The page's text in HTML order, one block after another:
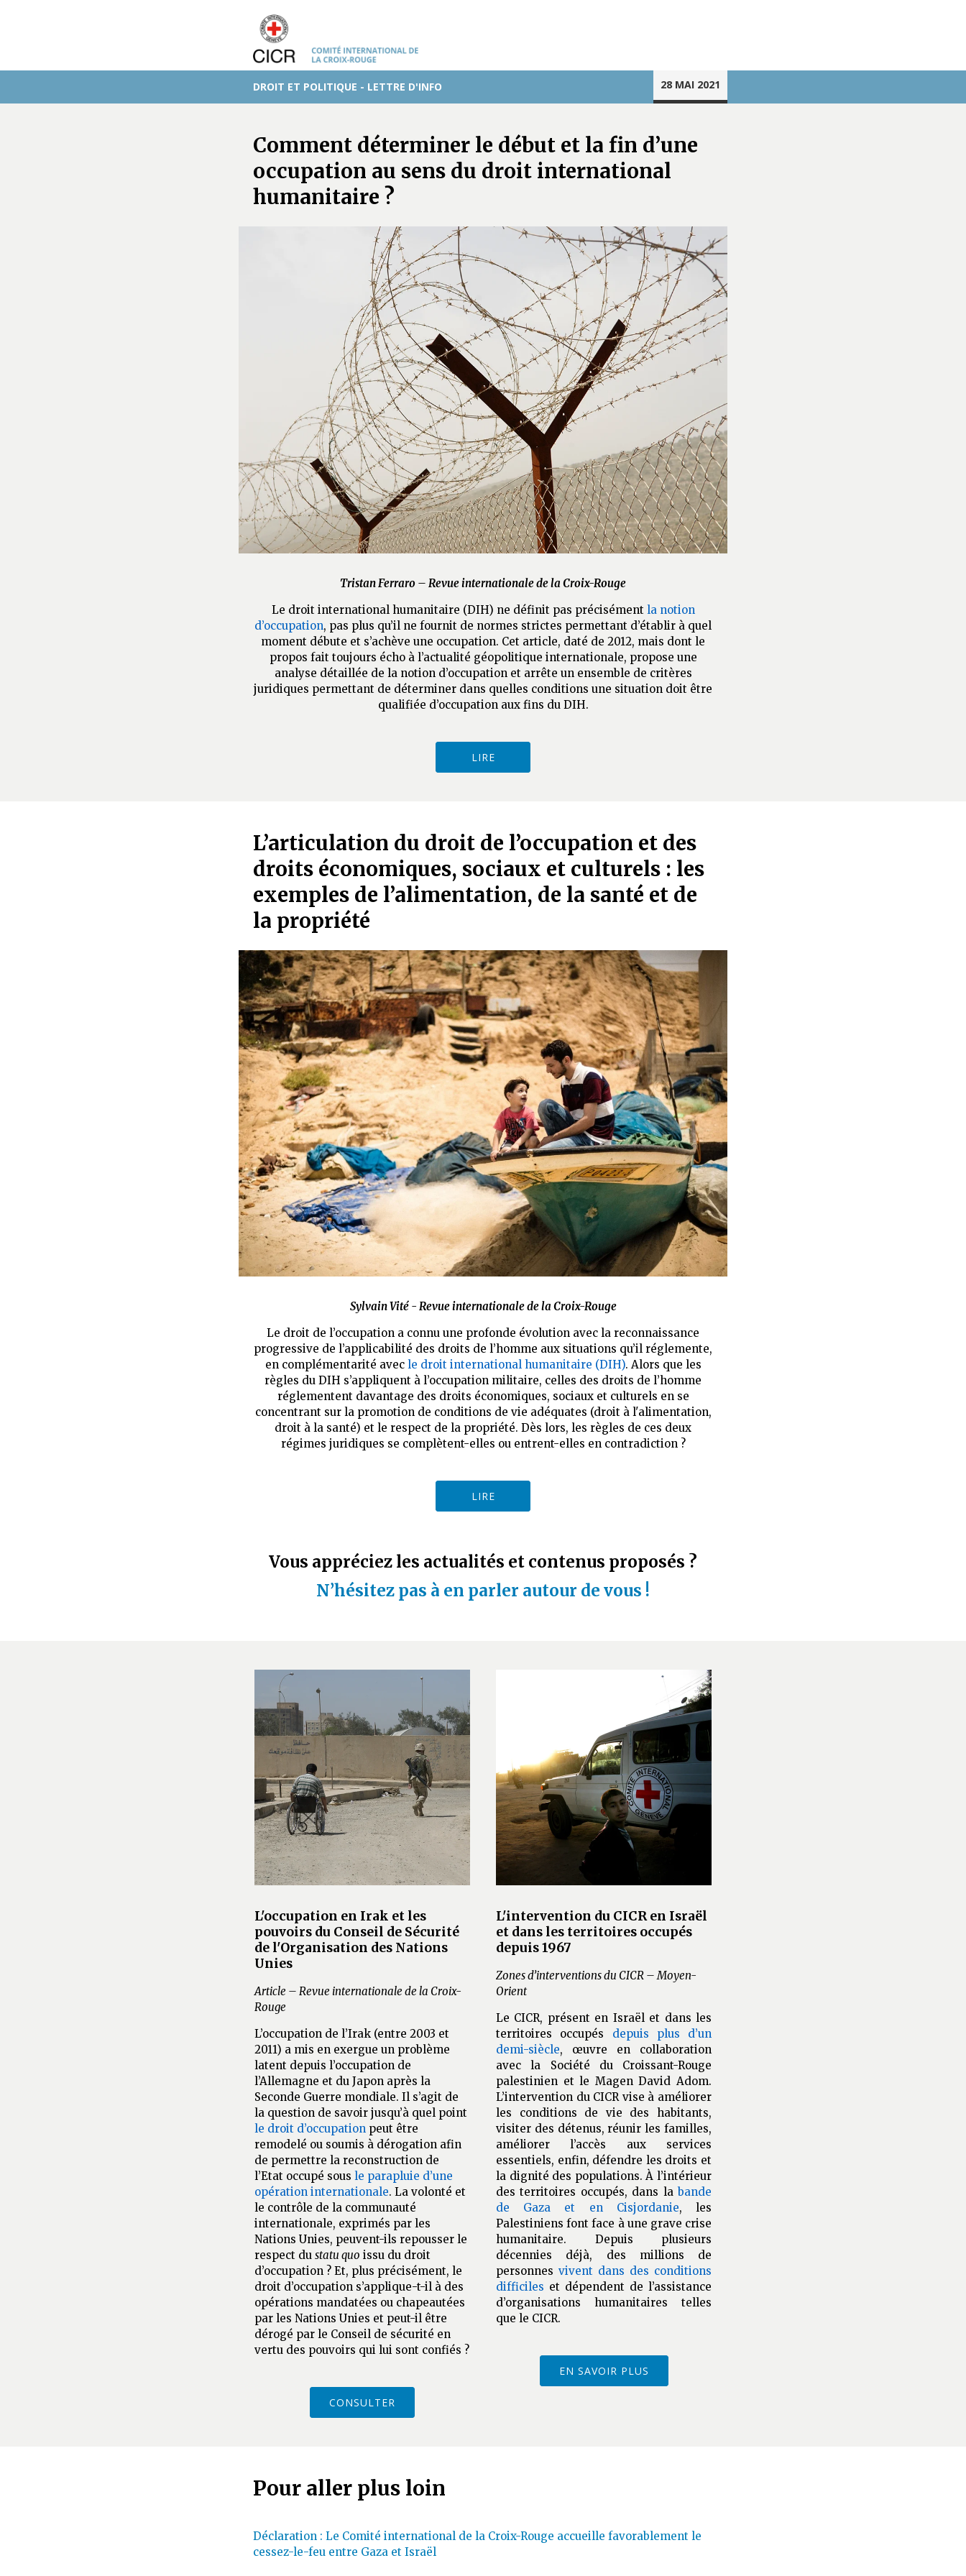
DROIT ET POLITIQUE - LETTRE D'INFO 28 MAI 2021
Comment déterminer le début et la fin d’une
occupation au sens du droit international
humanitaire ?
Tristan Ferraro – Revue internationale de la Croix-Rouge
Le droit international humanitaire (DIH) ne définit pas précisément la notion
d’occupation, pas plus qu’il ne fournit de normes strictes permettant d’établir à quel
moment débute et s’achève une occupation. Cet article, daté de 2012, mais dont le
propos fait toujours écho à l’actualité géopolitique internationale, propose une
analyse détaillée de la notion d’occupation et arrête un ensemble de critères
juridiques permettant de déterminer dans quelles conditions une situation doit être
qualifiée d’occupation aux fins du DIH.
LIRE
L’articulation du droit de l’occupation et des
droits économiques, sociaux et culturels : les
exemples de l’alimentation, de la santé et de
la propriété
Sylvain Vité - Revue internationale de la Croix-Rouge
Le droit de l’occupation a connu une profonde évolution avec la reconnaissance
progressive de l’applicabilité des droits de l’homme aux situations qu’il réglemente,
en complémentarité avec le droit international humanitaire (DIH). Alors que les
règles du DIH s’appliquent à l’occupation militaire, celles des droits de l’homme
réglementent davantage des droits économiques, sociaux et culturels en se
concentrant sur la promotion de conditions de vie adéquates (droit à l'alimentation,
droit à la santé) et le respect de la propriété. Dès lors, les règles de ces deux
régimes juridiques se complètent-elles ou entrent-elles en contradiction ?
LIRE
Vous appréciez les actualités et contenus proposés ?
N’hésitez pas à en parler autour de vous !
L'occupation en Irak et les
pouvoirs du Conseil de Sécurité
de l'Organisation des Nations
Unies
Article – Revue internationale de la Croix-
Rouge
L’occupation de l’Irak (entre 2003 et
2011) a mis en exergue un problème
latent depuis l’occupation de
l’Allemagne et du Japon après la
Seconde Guerre mondiale. Il s’agit de
la question de savoir jusqu’à quel point
le droit d’occupation peut être
remodelé ou soumis à dérogation afin
de permettre la reconstruction de
l’Etat occupé sous le parapluie d’une
opération internationale. La volonté et
le contrôle de la communauté
internationale, exprimés par les
Nations Unies, peuvent-ils repousser le
respect du statu quo issu du droit
d’occupation ? Et, plus précisément, le
droit d’occupation s’applique-t-il à des
opérations mandatées ou chapeautées
par les Nations Unies et peut-il être
dérogé par le Conseil de sécurité en
vertu des pouvoirs qui lui sont confiés ?
CONSULTER
L'intervention du CICR en Israël
et dans les territoires occupés
depuis 1967
Zones d’interventions du CICR – Moyen-
Orient
Le CICR, présent en Israël et dans les
territoires occupés depuis plus d’un
demi-siècle, œuvre en collaboration
avec la Société du Croissant-Rouge
palestinien et le Magen David Adom.
L’intervention du CICR vise à améliorer
les conditions de vie des habitants,
visiter des détenus, réunir les familles,
améliorer l’accès aux services
essentiels, enfin, défendre les droits et
la dignité des populations. À l’intérieur
des territoires occupés, dans labande
de Gaza et en Cisjordanie, les
Palestiniens font face à une grave crise
humanitaire. Depuis plusieurs
décennies déjà, des millions de
personnes vivent dans des conditions
difficiles et dépendent de l’assistance
d’organisations humanitaires telles
que le CICR.
EN SAVOIR PLUS
Pour aller plus loin
Déclaration : Le Comité international de la Croix-Rouge accueille favorablement le
cessez-le-feu entre Gaza et Israël